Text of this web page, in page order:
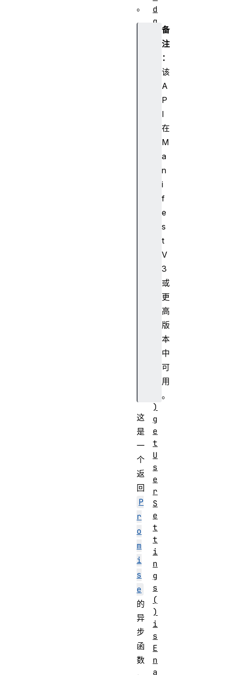
。
备
注
：
该
A
P
I
在
M
a
n
i
f
e
s
t
V
3
或
更
高
版
本
中
可
用
。
这
是
一
个
返
回
P
r
o
m
i
s
e
的
异
步
函
数
d
g
)
g
e
t
U
s
e
r
S
e
t
t
i
n
g
s
(
)
i
s
E
n
a